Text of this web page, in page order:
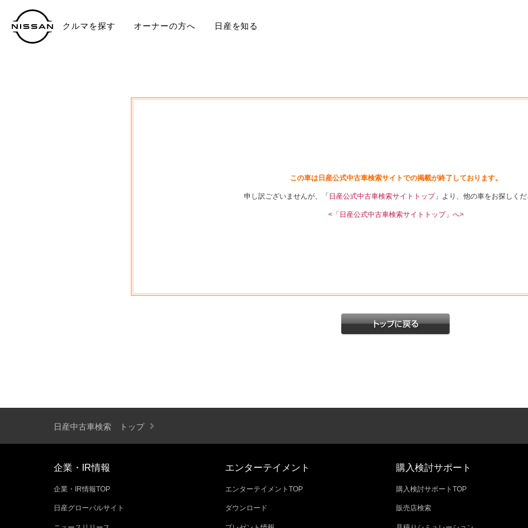
クルマを探す オーナーの方へ 日産を知る
この車は日産公式中古車検索サイトでの掲載が終了しております。
申し訳ございませんが、「 日産公式中古車検索サイトトップ」より、他の車をお探しくだ
<「日産公式中古車検索サイトトップ」へ>
日産中古車検索 トップ
企業・IR情報
企業・IR情報TOP
日産グローバルサイト
エンターテイメント
エンターテイメントTOP
ダウンロード
購入検討サポート
購入検討サポートTOP
販売店検索